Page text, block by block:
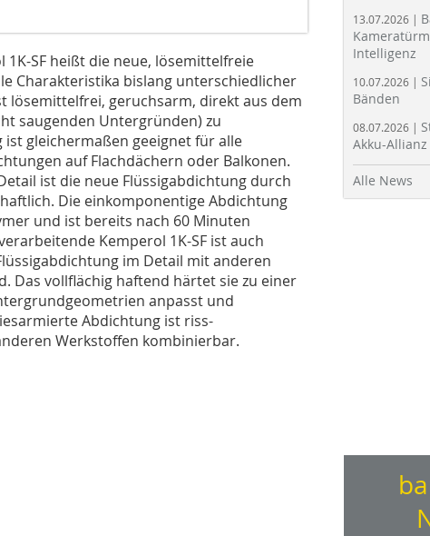
SF heißt die neue, lösemittelfreie
Charakteristika bislang unterschiedlicher
lösemittelfrei, geruchsarm, direkt aus dem
saugenden Untergründen) zu
gleichermaßen geeignet für alle
auf Flachdächern oder Balkonen.
ist die neue Flüssigabdichtung durch
Die einkomponentige Abdichtung
und ist bereits nach 60 Minuten
Kemperol 1K-SF ist auch
im Detail mit anderen
Das vollflächig haftend härtet sie zu einer
anpasst und
Abdichtung ist riss-
Werkstoffen kombinierbar.
13.07.2026 |
Intelligenz
10.07.2026 |
Bänden
08.07.2026 |
Akku-Allianz
Alle News